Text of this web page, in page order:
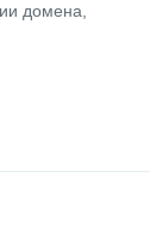
домена,